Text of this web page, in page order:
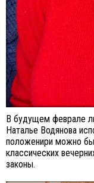
В будущем феврале
Наталье Водянова
положенири можно
классических
законы.